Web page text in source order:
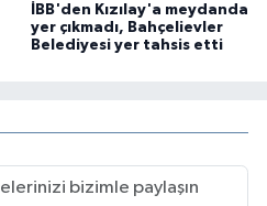
İBB'den Kızılay'a meydanda
yer çıkmadı, Bahçelievler
Belediyesi yer tahsis etti